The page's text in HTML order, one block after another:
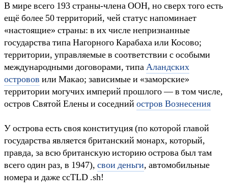
В мире всего 193 страны-члена ООН, но сверх того есть
ещё более 50 территорий, чей статус напоминает
«настоящие» страны: в их числе непризнанные
государства типа Нагорного Карабаха или Косово;
территории, управляемые в соответствии с особыми
международными договорами, типаАландских
островов или Макао; зависимые и «заморские»
территории могучих империй прошлого — в том числе,
остров Святой Елены и соседний остров Вознесения
У острова есть своя конституция (по которой главой
государства является британский монарх, который,
правда, за всю британскую историю острова был там
всего один раз, в 1947), свои деньги, автомобильные
номера и даже ccTLD .sh!